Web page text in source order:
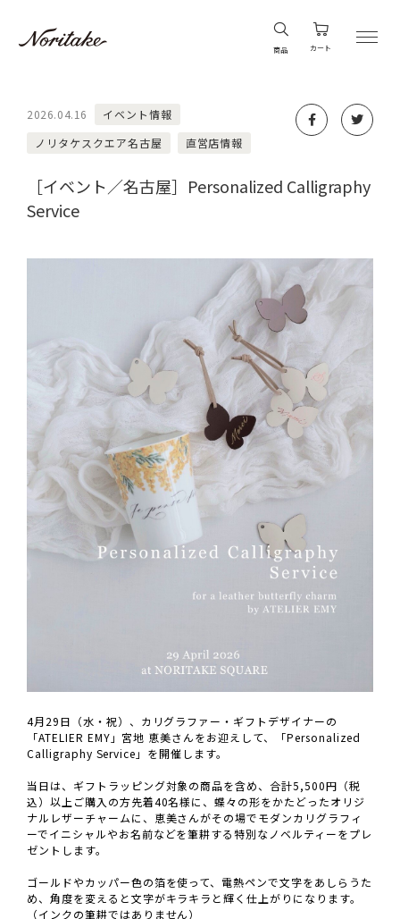
商品 カート
2026.04.16
イベント情報
ノリタケスクエア名古屋
直営店情報
［イベント／名古屋］Personalized Calligraphy
Service
4月29日（水・祝）、カリグラファー・ギフトデザイナーの
「ATELIER EMY」宮地 恵美さんをお迎えして、「Personalized
Calligraphy Service」を開催します。
当日は、ギフトラッピング対象の商品を含め、合計5,500円（税
込）以上ご購入の方先着40名様に、蝶々の形をかたどったオリジ
ナルレザーチャームに、恵美さんがその場でモダンカリグラフィ
ーでイニシャルやお名前などを筆耕する特別なノベルティーをプレ
ゼントします。
ゴールドやカッパー色の箔を使って、電熱ペンで文字をあしらうた
め、角度を変えると文字がキラキラと輝く仕上がりになります。
（インクの筆耕ではありません）